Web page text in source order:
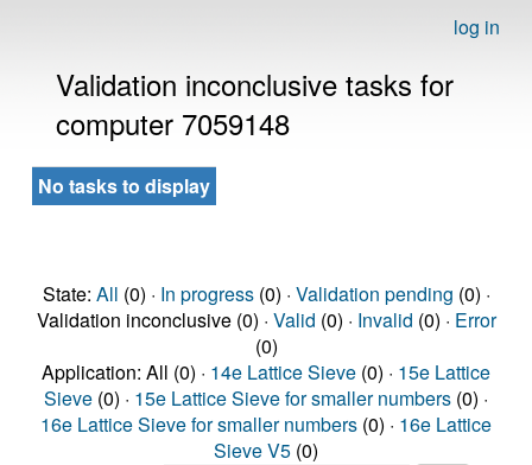
log in
Validation inconclusive tasks for
computer 7059148
No tasks to display
State: All (0) · In progress(0) · Validation pending (0) ·
Validation inconclusive (0) · Valid (0) · Invalid (0) · Error
(0)
Application: All (0) · 14e Lattice Sieve (0) · 15e Lattice
Sieve (0) · 15e Lattice Sieve for smaller numbers (0) ·
16e Lattice Sieve for smaller numbers (0) · 16e Lattice
Sieve V5 (0)